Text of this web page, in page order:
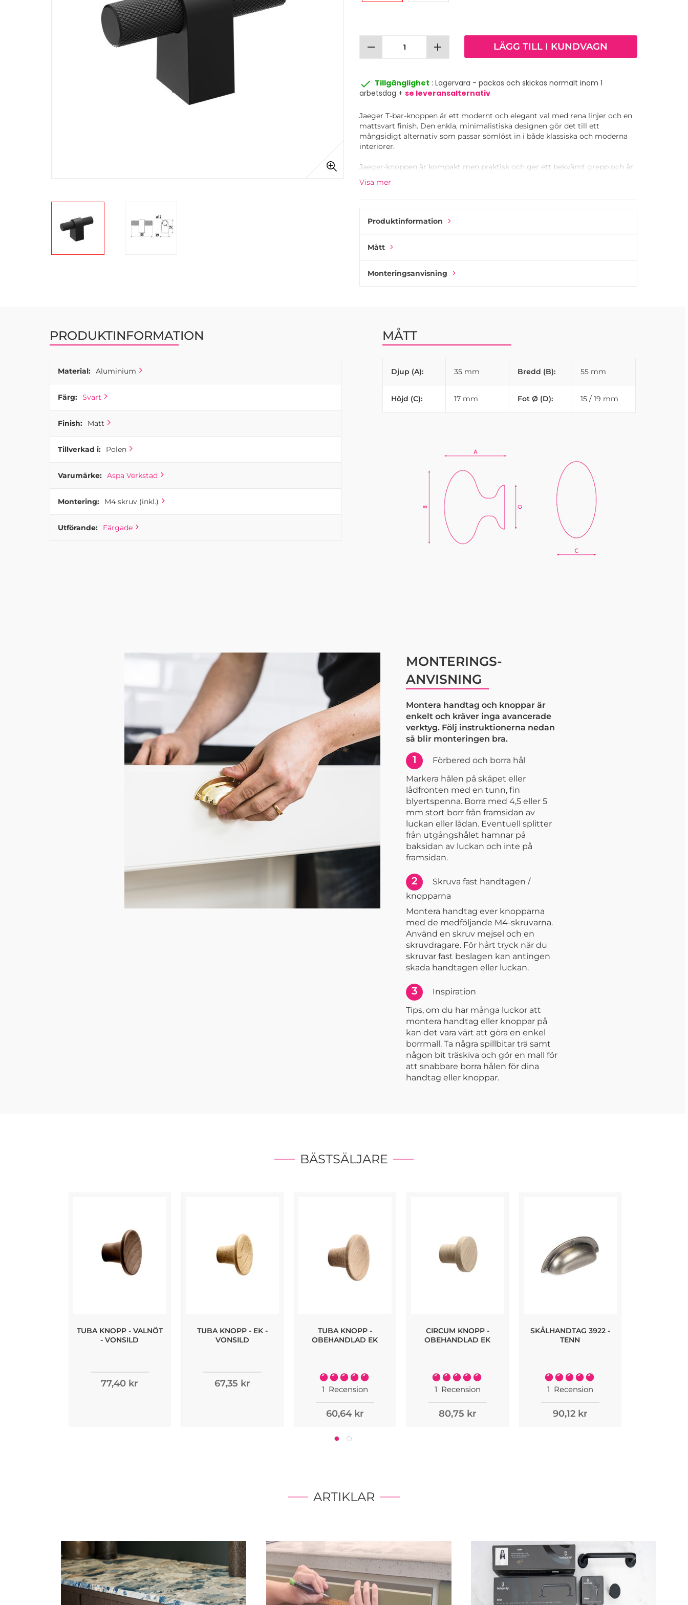
remove add LÄGG TILL I KUNDVAGN
done Tillgänglighet : Lagervara - packas och skickas normalt inom 1
arbetsdag + se leveransalternativ
Jaeger T-bar-knoppen är ett modernt och elegant val med rena linjer och en
mattsvart finish. Den enkla, minimalistiska designen gör det till ett
mångsidigt alternativ som passar sömlöst in i både klassiska och moderna
interiörer.
Jaeger-knoppen är kompakt men praktisk och ger ett bekvämt grepp och är
perfekt för mindre skåp och lådor.
hela ditt kök eller din möbel.
Visa mer
Produktinformation
Mått
Monteringsanvisning
PRODUKTINFORMATION
Material: Aluminium
Färg: Svart
Finish: Matt
Tillverkad i: Polen
Varumärke: Aspa Verkstad
Montering: M4 skruv (inkl.)
Utförande: Färgade
MÅTT
Djup (A): 35 mm Bredd (B): 55 mm
Höjd (C): 17 mm Fot Ø (D): 15 / 19 mm
MONTERINGS-
ANVISNING
Montera handtag och knoppar är
enkelt och kräver inga avancerade
verktyg. Följ instruktionerna nedan
så blir monteringen bra.
1
Förbered och borra hål
Markera hålen på skåpet eller
lådfronten med en tunn, fin
blyertspenna. Borra med 4,5 eller 5
mm stort borr från framsidan av
luckan eller lådan. Eventuell splitter
från utgångshålet hamnar på
baksidan av luckan och inte på
framsidan.
2
Skruva fast handtagen /
knopparna
Montera handtag ever knopparna
med de medföljande M4-skruvarna.
Använd en skruv mejsel och en
skruvdragare. För hårt tryck när du
skruvar fast beslagen kan antingen
skada handtagen eller luckan.
3
Inspiration
Tips, om du har många luckor att
montera handtag eller knoppar på
kan det vara värt att göra en enkel
borrmall. Ta några spillbitar trä samt
någon bit träskiva och gör en mall för
att snabbare borra hålen för dina
handtag eller knoppar.
BÄSTSÄLJARE
TUBA KNOPP - VALNÖT
- VONSILD
77,40 kr
TUBA KNOPP - EK -
VONSILD
67,35 kr
TUBA KNOPP -
OBEHANDLAD EK
Rating:
1 Recension
60,64 kr
CIRCUM KNOPP -
OBEHANDLAD EK
Rating:
1 Recension
80,75 kr
SKÅLHANDTAG 3922 -
TENN
Rating:
1 Recension
90,12 kr
ARTIKLAR